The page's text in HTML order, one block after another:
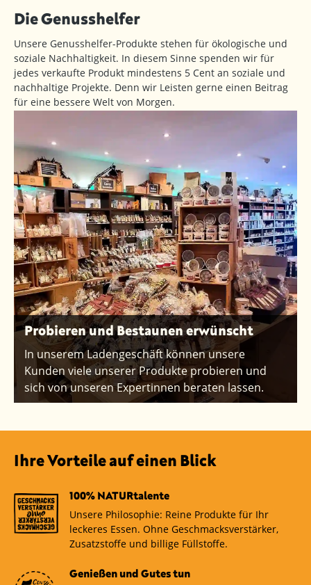
Die Genusshelfer
Unsere Genusshelfer-Produkte stehen für ökologische und
soziale Nachhaltigkeit. In diesem Sinne spenden wir für
jedes verkaufte Produkt mindestens 5 Cent an soziale und
nachhaltige Projekte. Denn wir Leisten gerne einen Beitrag
für eine bessere Welt von Morgen.
Probieren und Bestaunen erwünscht
In unserem Ladengeschäft können unsere
Kunden viele unserer Produkte probieren und
sich von unseren Expertinnen beraten lassen.
Ihre Vorteile auf einen Blick
100% NATURtalente
Unsere Philosophie: Reine Produkte für Ihr
leckeres Essen. Ohne Geschmacksverstärker,
Zusatzstoffe und billige Füllstoffe.
Genießen und Gutes tun